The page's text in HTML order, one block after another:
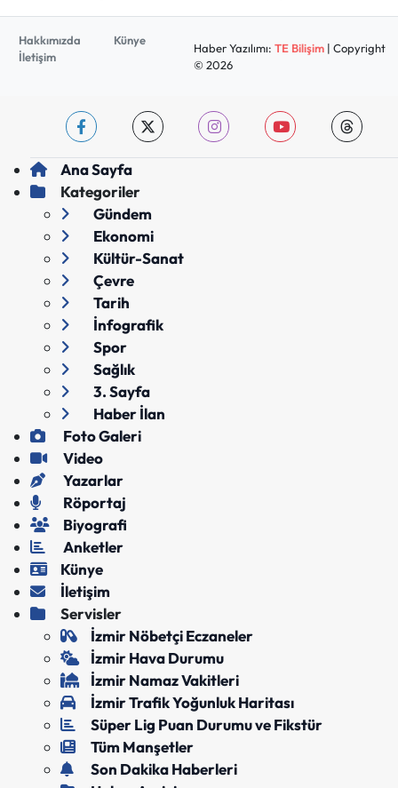
Hakkımızda
Künye
İletişim
Haber Yazılımı: TE Bilişim| Copyright
© 2026
Ana Sayfa
Kategoriler
Gündem
Ekonomi
Kültür-Sanat
Çevre
Tarih
İnfografik
Spor
Sağlık
3. Sayfa
Haber İlan
Foto Galeri
Video
Yazarlar
Röportaj
Biyografi
Anketler
Künye
İletişim
Servisler
İzmir Nöbetçi Eczaneler
İzmir Hava Durumu
İzmir Namaz Vakitleri
İzmir Trafik Yoğunluk Haritası
Süper Lig Puan Durumu ve Fikstür
Tüm Manşetler
Son Dakika Haberleri